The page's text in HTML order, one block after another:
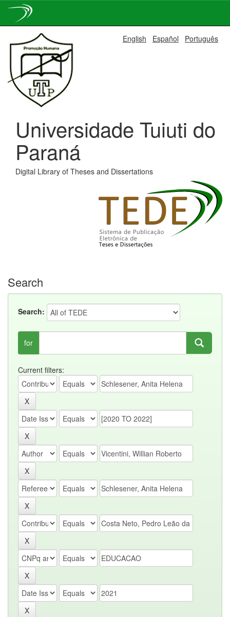
navigation
English Español Português
Universidade Tuiuti do
Paraná
Digital Library of Theses and Dissertations
Search
Search:
for
Current filters: